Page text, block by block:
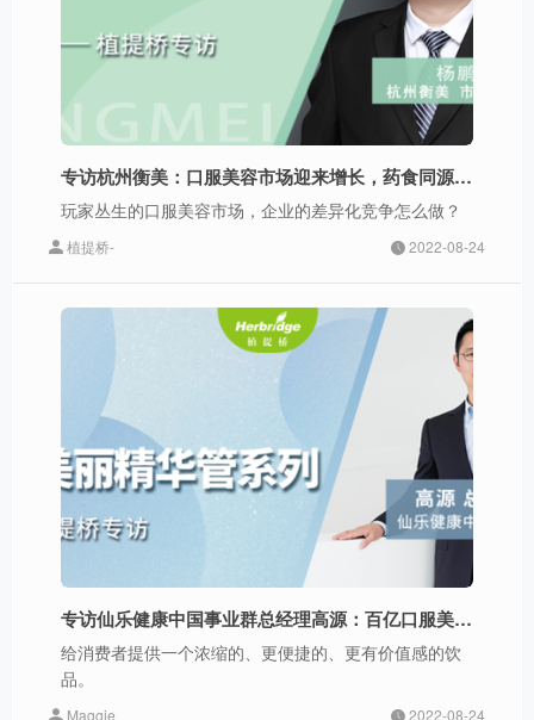
专访杭州衡美：口服美容市场迎来增长，药食同源或成发力点？
玩家丛生的口服美容市场，企业的差异化竞争怎么做？
植提桥- 2022-08-24
专访仙乐健康中国事业群总经理高源：百亿口服美容蓝海，我们需要什么样的好产品？
给消费者提供一个浓缩的、更便捷的、更有价值感的饮
品。
Maggie 2022-08-24